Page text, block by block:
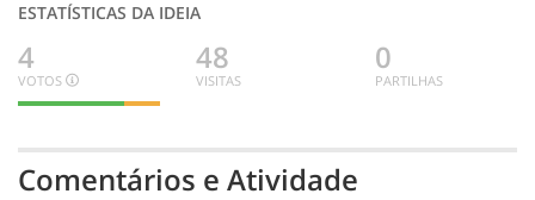
ESTATÍSTICAS DA IDEIA
4
VOTOS
3
1 0
48
VISITAS
0
PARTILHAS
Comentários e Atividade